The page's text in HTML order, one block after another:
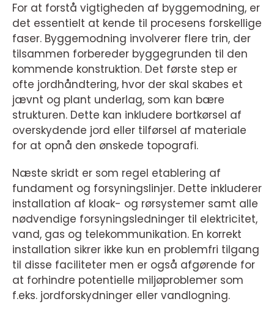
For at forstå vigtigheden af byggemodning, er
det essentielt at kende til procesens forskellige
faser. Byggemodning involverer flere trin, der
tilsammen forbereder byggegrunden til den
kommende konstruktion. Det første step er
ofte jordhåndtering, hvor der skal skabes et
jævnt og plant underlag, som kan bære
strukturen. Dette kan inkludere bortkørsel af
overskydende jord eller tilførsel af materiale
for at opnå den ønskede topografi.
Næste skridt er som regel etablering af
fundament og forsyningslinjer. Dette inkluderer
installation af kloak- og rørsystemer samt alle
nødvendige forsyningsledninger til elektricitet,
vand, gas og telekommunikation. En korrekt
installation sikrer ikke kun en problemfri tilgang
til disse faciliteter men er også afgørende for
at forhindre potentielle miljøproblemer som
f.eks. jordforskydninger eller vandlogning.